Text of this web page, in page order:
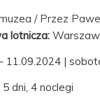
/ Przez
lotnicza:
11.09.2024 |
5 dni, 4 noclegi